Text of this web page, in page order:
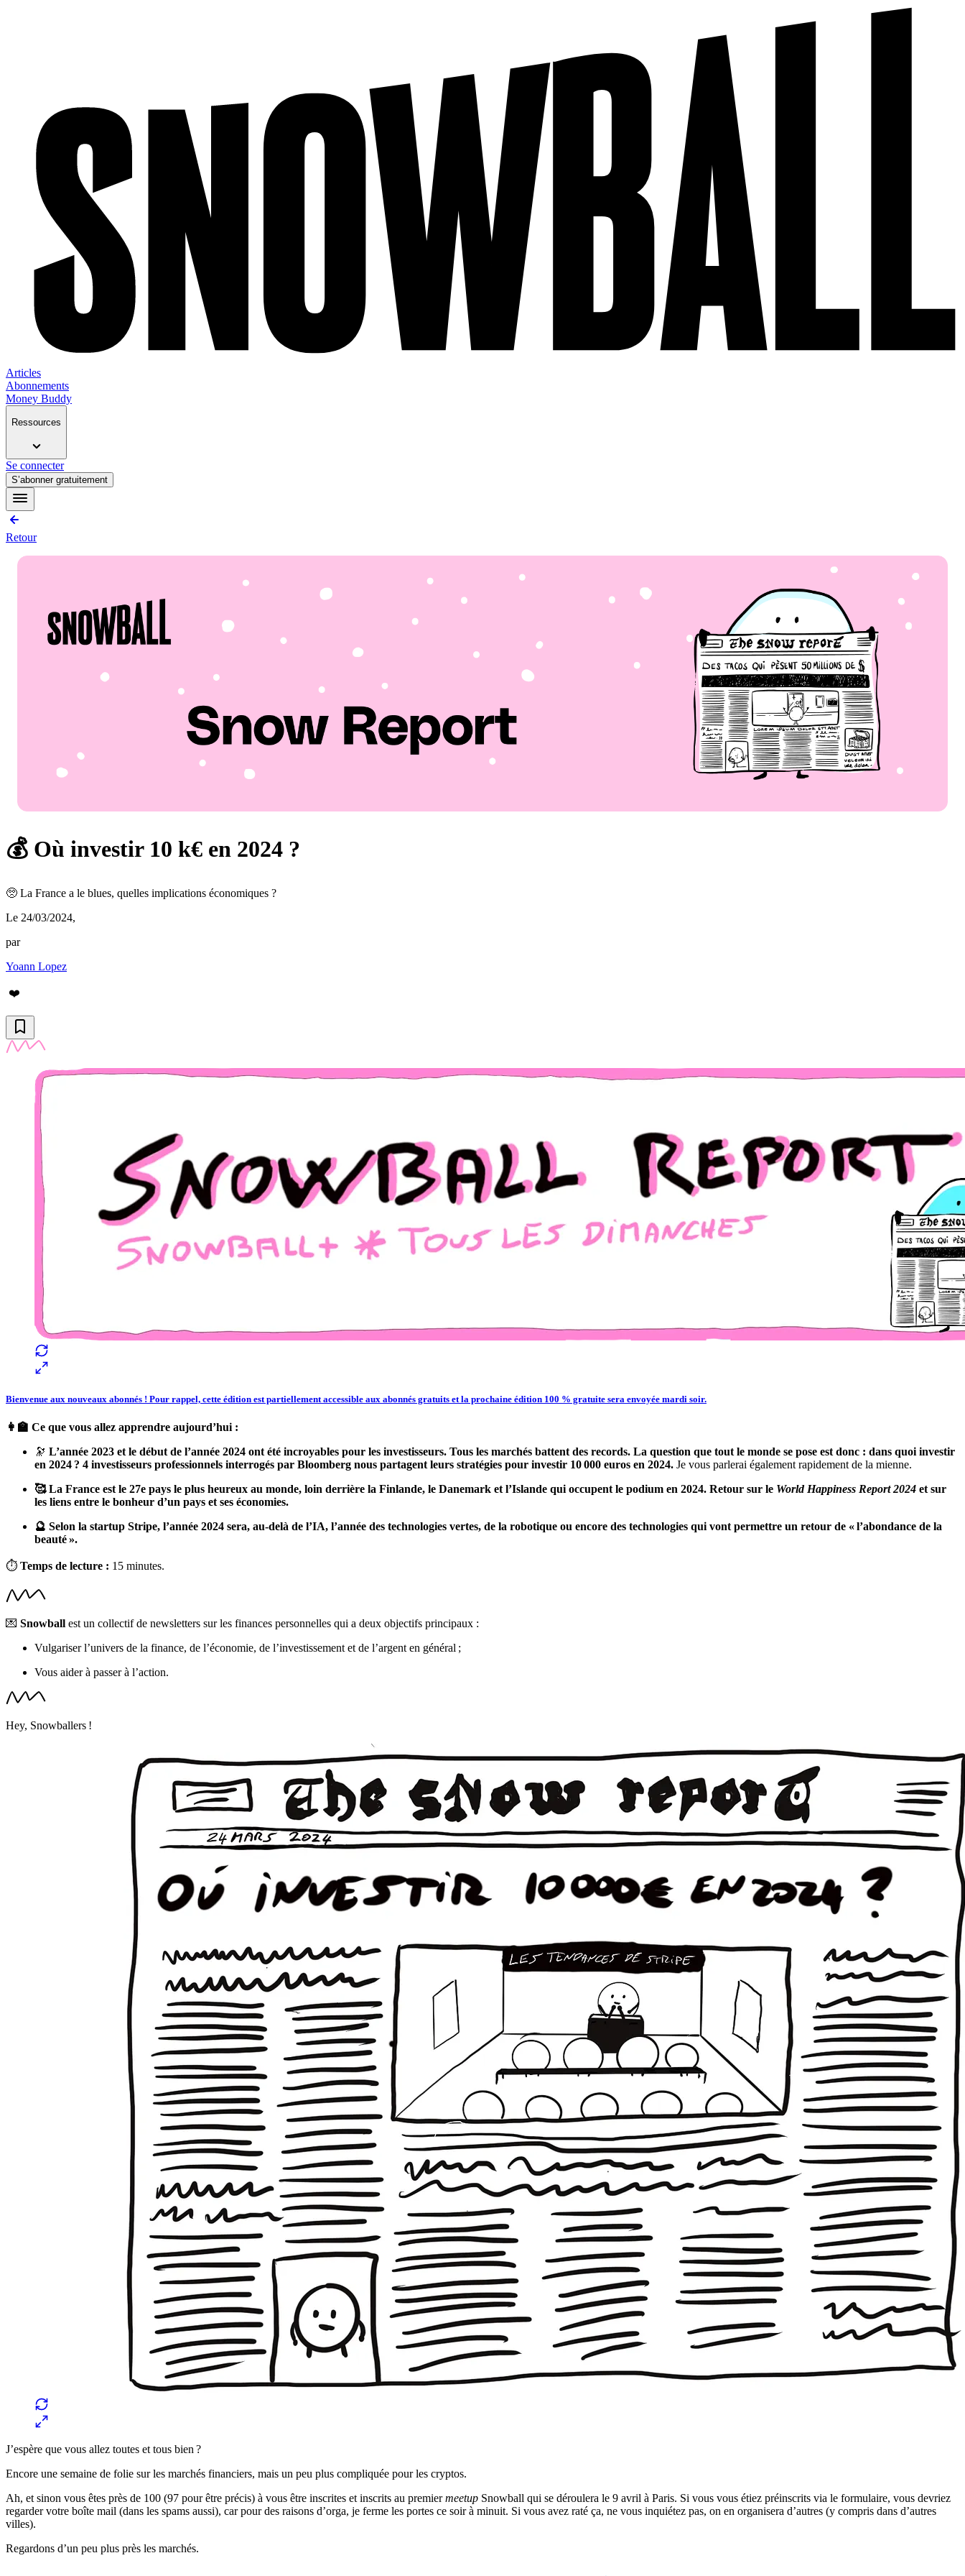
Articles
Abonnements
Money Buddy
Ressources
Se connecter
S’abonner gratuitement
Retour
💰 Où investir 10 k€ en 2024 ?
🥺 La France a le blues, quelles implications économiques ?
Le 24/03/2024,
par
Yoann Lopez
❤️
Bienvenue aux nouveaux abonnés ! Pour rappel, cette édition est partiellement accessible aux abonnés gratuits et la prochaine édition 100 % gratuite sera envoyée mardi soir.
👩‍🏫 Ce que vous allez apprendre aujourd’hui :
🔭 L’année 2023 et le début de l’année 2024 ont été incroyables pour les investisseurs. Tous les marchés battent des records. La question que tout le monde se pose est donc : dans quoi investir
en 2024 ? 4 investisseurs professionnels interrogés par Bloomberg nous partagent leurs stratégies pour investir 10 000 euros en 2024. Je vous parlerai également rapidement de la mienne.
🥰 La France est le 27e pays le plus heureux au monde, loin derrière la Finlande, le Danemark et l’Islande qui occupent le podium en 2024. Retour sur le World Happiness Report 2024 et sur
les liens entre le bonheur d’un pays et ses économies.
🔮 Selon la startup Stripe, l’année 2024 sera, au-delà de l’IA, l’année des technologies vertes, de la robotique ou encore des technologies qui vont permettre un retour de « l’abondance de la
beauté ».
⏱ Temps de lecture : 15 minutes.
💌 Snowball est un collectif de newsletters sur les finances personnelles qui a deux objectifs principaux :
Vulgariser l’univers de la finance, de l’économie, de l’investissement et de l’argent en général ;
Vous aider à passer à l’action.
Hey, Snowballers !
J’espère que vous allez toutes et tous bien ?
Encore une semaine de folie sur les marchés financiers, mais un peu plus compliquée pour les cryptos.
Ah, et sinon vous êtes près de 100 (97 pour être précis) à vous être inscrites et inscrits au premiermeetup Snowball qui se déroulera le 9 avril à Paris. Si vous vous étiez préinscrits via le formulaire, vous devriez
regarder votre boîte mail (dans les spams aussi), car pour des raisons d’orga, je ferme les portes ce soir à minuit. Si vous avez raté ça, ne vous inquiétez pas, on en organisera d’autres (y compris dans d’autres
villes).
Regardons d’un peu plus près les marchés.